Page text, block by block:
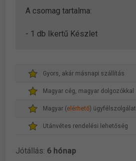
A csomag tartalma:
- 1 db Ikertű Készlet
Gyors, akár másnapi szállítás
Magyar cég, magyar dolgozókkal
Magyar (elérhető) ügyfélszolgálat
Utánvétes rendelési lehetőség
Jótállás: 6 hónap